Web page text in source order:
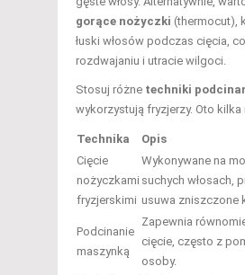
gorące nożyczki (thermocut),
łuski włosów podczas cięcia,
rozdwajaniu i utracie wilgoci.
Stosuj różne techniki
wykorzystują fryzjerzy. Oto kilka
Technika
Opis
Cięcie
nożyczkami
fryzjerskimi
Wykonywane na
suchych włosach,
usuwa zniszczone
Podcinanie
maszynką
Zapewnia
cięcie, często z
osoby.